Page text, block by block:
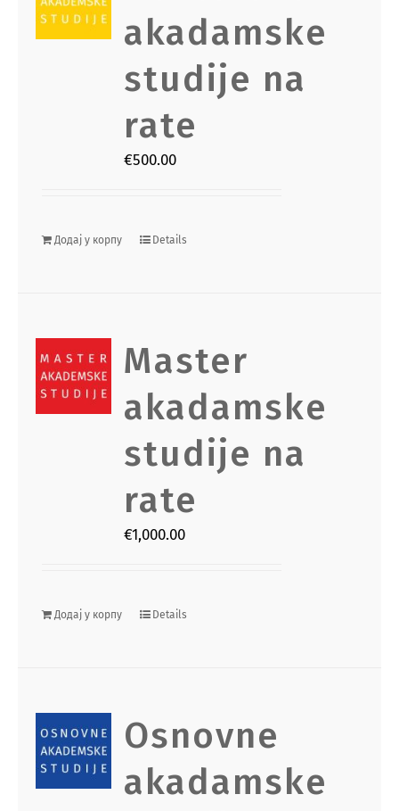
akadamske
studije na
rate
€500.00
Додај у корпу Details
Master
akadamske
studije na
rate
€1,000.00
Додај у корпу Details
Osnovne
akadamske